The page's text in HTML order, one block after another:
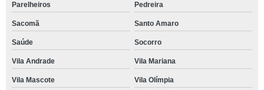
Parelheiros Pedreira
Sacomã Santo Amaro
Saúde Socorro
Vila Andrade Vila Mariana
Vila Mascote
Vila Olímpia